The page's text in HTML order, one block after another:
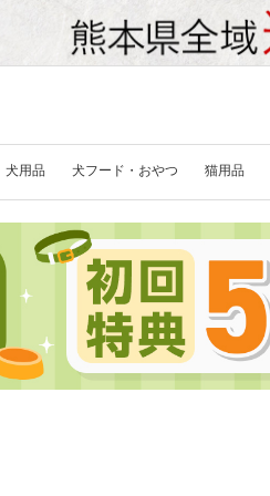
犬用品 犬フード・おやつ 猫用品